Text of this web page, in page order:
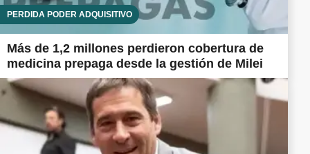
PÉRDIDA PODER ADQUISITIVO
Más de 1,2 millones perdieron cobertura de
medicina prepaga desde la gestión de Milei